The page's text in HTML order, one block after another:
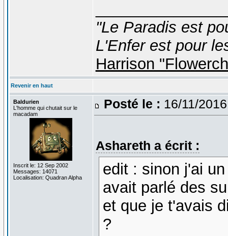
"Le Paradis est
L'Enfer est pour
Harrison
Revenir en haut
Baldurien
L'homme qui chutait sur le
macadam
Inscrit le: 12 Sep 2002
Messages: 14071
Localisation: Quadran Alpha
Posté le : 16/11/
Ashareth a écrit :
edit : sinon j'ai
avait parlé des
et que je t'avais
?